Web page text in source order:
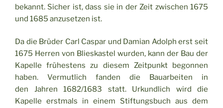
bekannt. Sicher ist, dass sie in der Zeit zwischen 1675
und 1685 anzusetzen ist.
Da die Brüder Carl Caspar und Damian Adolph erst seit
1675 Herren von Blieskastel wurden, kann der Bau der
Kapelle frühestens zu diesem Zeitpunkt begonnen
haben. Vermutlich fanden die Bauarbeiten in
den Jahren 1682/1683 statt. Urkundlich wird die
Kapelle erstmals in einem Stiftungsbuch aus dem